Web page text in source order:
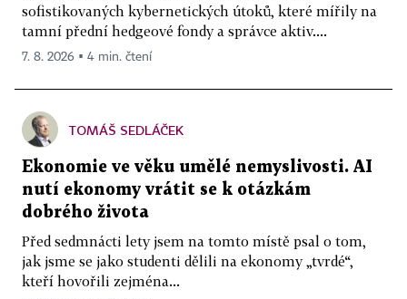
sofistikovaných kybernetických útoků, které mířily na
tamní přední hedgeové fondy a správce aktiv....
7. 8. 2026 ▪ 4 min. čtení
TOMÁŠ SEDLÁČEK
Ekonomie ve věku umělé nemyslivosti. AI
nutí ekonomy vrátit se k otázkám
dobrého života
Před sedmnácti lety jsem na tomto místě psal o tom,
jak jsme se jako studenti dělili na ekonomy „tvrdé“,
kteří hovořili zejména...